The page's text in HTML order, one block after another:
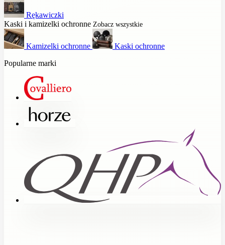
Rękawiczki
Kaski i kamizelki ochronne Zobacz wszystkie
Kamizelki ochronne
Kaski ochronne
Popularne marki